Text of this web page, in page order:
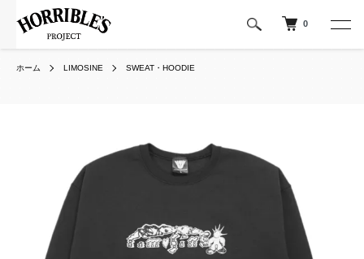
0
ホーム LIMOSINE SWEAT・HOODIE